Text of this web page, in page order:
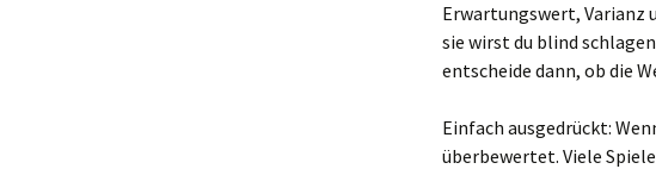
Erwartungswert, Varianz
sie wirst du blind
entscheide dann, ob die
Einfach ausgedrückt:
überbewertet. Viele